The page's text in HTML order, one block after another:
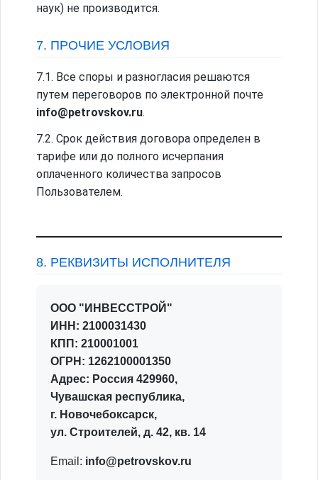
наук) не производится.
7. ПРОЧИЕ УСЛОВИЯ
7.1. Все споры и разногласия решаются
путем переговоров по электронной почте
info@petrovskov.ru.
7.2. Срок действия договора определен в
тарифе или до полного исчерпания
оплаченного количества запросов
Пользователем.
8. РЕКВИЗИТЫ ИСПОЛНИТЕЛЯ
ООО "ИНВЕССТРОЙ"
ИНН: 2100031430
КПП: 210001001
ОГРН: 1262100001350
Адрес: Россия 429960,
Чувашская республика,
г. Новочебоксарск,
ул. Строителей, д. 42, кв. 14
Email: info@petrovskov.ru